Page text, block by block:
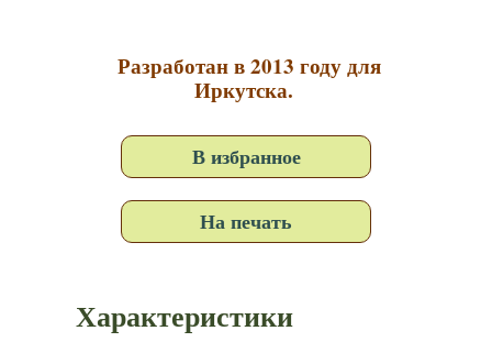
Разработан в 2013 году для
Иркутска.
В избранное
На печать
Характеристики